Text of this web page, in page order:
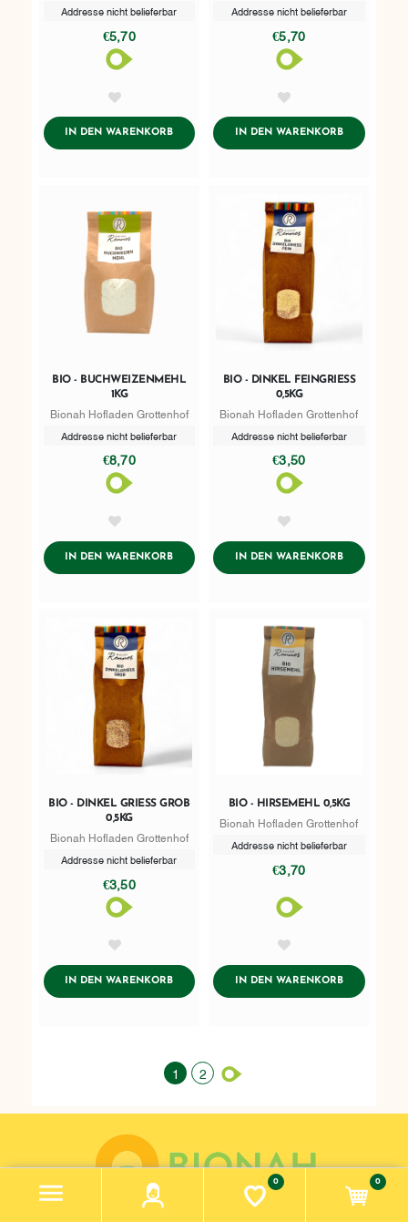
0 0
Addresse nicht belieferbar
€5,70
IN DEN WARENKORBADDTOCART
Addresse nicht belieferbar
€5,70
IN DEN WARENKORBADDTOCART
BIO - BUCHWEIZENMEHL
1KG
Bionah Hofladen Grottenhof
Addresse nicht belieferbar
€8,70
IN DEN WARENKORBADDTOCART
BIO - DINKEL FEINGRIESS
0,5KG
Bionah Hofladen Grottenhof
Addresse nicht belieferbar
€3,50
IN DEN WARENKORBADDTOCART
BIO - DINKEL GRIESS GROB
0,5KG
Bionah Hofladen Grottenhof
Addresse nicht belieferbar
€3,50
IN DEN WARENKORBADDTOCART
BIO - HIRSEMEHL 0,5KG
Bionah Hofladen Grottenhof
Addresse nicht belieferbar
€3,70
IN DEN WARENKORBADDTOCART
1 2